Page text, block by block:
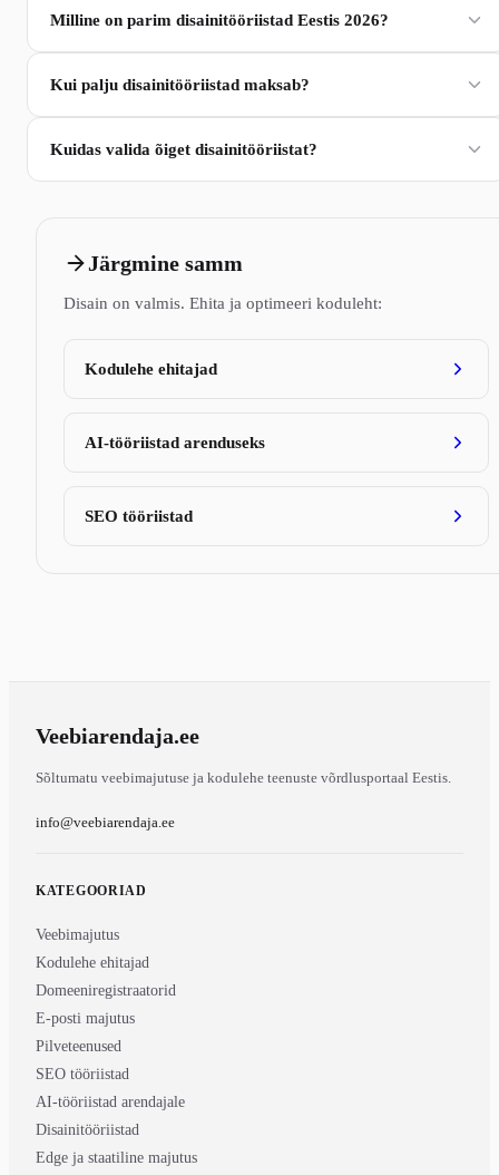
Milline on parim disainitööriistad Eestis 2026?
Kui palju disainitööriistad maksab?
Kuidas valida õiget disainitööriistat?
Järgmine samm
Disain on valmis. Ehita ja optimeeri koduleht:
Kodulehe ehitajad
AI-tööriistad arenduseks
SEO tööriistad
Veebiarendaja.ee
Sõltumatu veebimajutuse ja kodulehe teenuste võrdlusportaal Eestis.
info@veebiarendaja.ee
KATEGOORIAD
Veebimajutus
Kodulehe ehitajad
Domeeniregistraatorid
E-posti majutus
Pilveteenused
SEO tööriistad
AI-tööriistad arendajale
Disainitööriistad
Edge ja staatiline majutus